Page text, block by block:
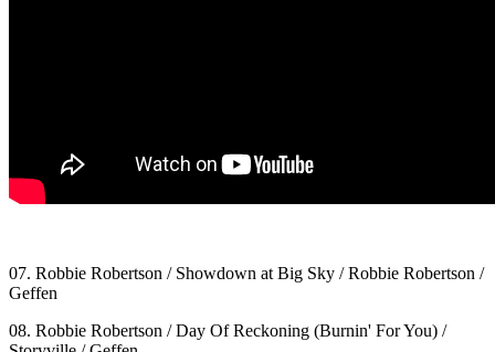
07. Robbie Robertson / Showdown at Big Sky / Robbie Robertson /
Geffen
08. Robbie Robertson / Day Of Reckoning (Burnin' For You) /